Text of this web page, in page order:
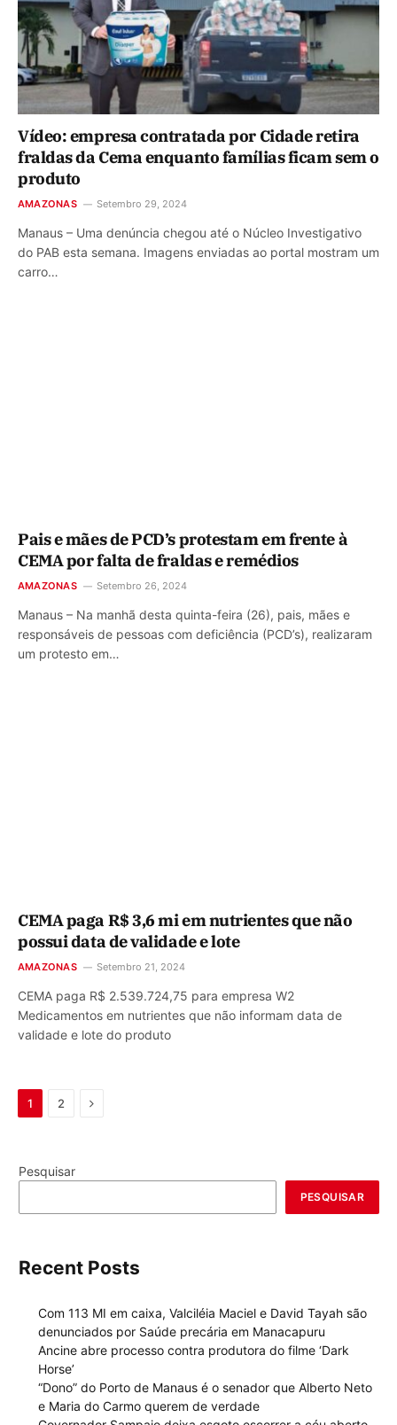
Vídeo: empresa contratada por Cidade retira
fraldas da Cema enquanto famílias ficam sem o
produto
AMAZONAS Setembro 29, 2024
Manaus – Uma denúncia chegou até o Núcleo Investigativo
do PAB esta semana. Imagens enviadas ao portal mostram um
carro…
Pais e mães de PCD’s protestam em frente à
CEMA por falta de fraldas e remédios
AMAZONAS Setembro 26, 2024
Manaus – Na manhã desta quinta-feira (26), pais, mães e
responsáveis de pessoas com deficiência (PCD’s), realizaram
um protesto em…
CEMA paga R$ 3,6 mi em nutrientes que não
possui data de validade e lote
AMAZONAS Setembro 21, 2024
CEMA paga R$ 2.539.724,75 para empresa W2
Medicamentos em nutrientes que não informam data de
validade e lote do produto
1 2 Next
Pesquisar
PESQUISAR
Recent Posts
Com 113 MI em caixa, Valciléia Maciel e David Tayah são
denunciados por Saúde precária em Manacapuru
Ancine abre processo contra produtora do filme ‘Dark
Horse’
“Dono” do Porto de Manaus é o senador que Alberto Neto
e Maria do Carmo querem de verdade